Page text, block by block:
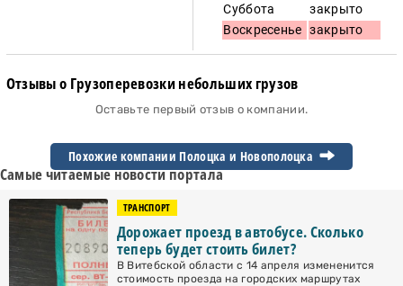
Суббота
закрыто
Воскресенье закрыто
Отзывы о Грузоперевозки небольших грузов
Оставьте первый отзыв о компании.
Похожие компании Полоцка и Новополоцка
Самые читаемые новости портала
ТРАНСПОРТ
Дорожает проезд в автобусе. Сколько
теперь будет стоить билет?
В Витебской области с 14 апреля измененится
стоимость проезда на городских маршрутах